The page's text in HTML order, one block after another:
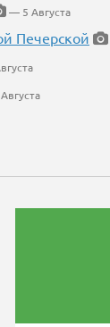
— 5 Августа
Печерской